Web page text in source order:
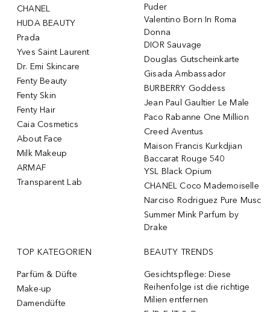
CHANEL
HUDA BEAUTY
Prada
Yves Saint Laurent
Dr. Emi Skincare
Fenty Beauty
Fenty Skin
Fenty Hair
Caia Cosmetics
About Face
Milk Makeup
ARMAF
Transparent Lab
Puder
Valentino Born In Roma
Donna
DIOR Sauvage
Douglas Gutscheinkarte
Gisada Ambassador
BURBERRY Goddess
Jean Paul Gaultier Le Male
Paco Rabanne One Million
Creed Aventus
Maison Francis Kurkdjian
Baccarat Rouge 540
YSL Black Opium
CHANEL Coco Mademoiselle
Narciso Rodriguez Pure Musc
Summer Mink Parfum by
Drake
TOP KATEGORIEN
Parfüm & Düfte
Make-up
Damendüfte
BEAUTY TRENDS
Gesichtspflege: Diese
Reihenfolge ist die richtige
Milien entfernen